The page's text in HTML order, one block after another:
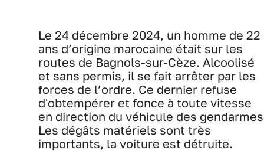
Le 24 décembre 2024, un homme de 22
ans d’origine marocaine était sur les
routes de Bagnols-sur-Cèze. Alcoolisé
et sans permis, il se fait arrêter par les
forces de l’ordre. Ce dernier refuse
d'obtempérer et fonce à toute vitesse
en direction du véhicule des
Les dégâts matériels sont très
importants, la voiture est détruite.